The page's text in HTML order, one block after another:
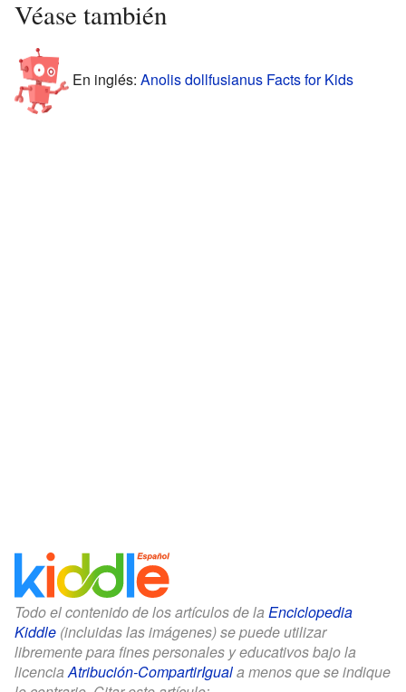
Véase también
En inglés: Anolis dollfusianus Facts for Kids
Todo el contenido de los artículos de la Enciclopedia
Kiddle (incluidas las imágenes) se puede utilizar
libremente para fines personales y educativos bajo la
licenciaAtribución-CompartirIguala menos que se indique